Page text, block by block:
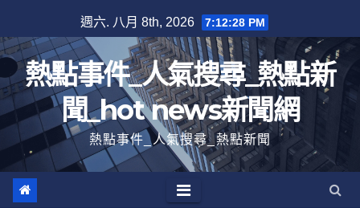
至
內
容
週六. 八月 8th, 2026 7:12:28 PM
熱點事件_人氣搜尋_熱點新
聞_hot news新聞網
熱點事件_人氣搜尋_熱點新聞